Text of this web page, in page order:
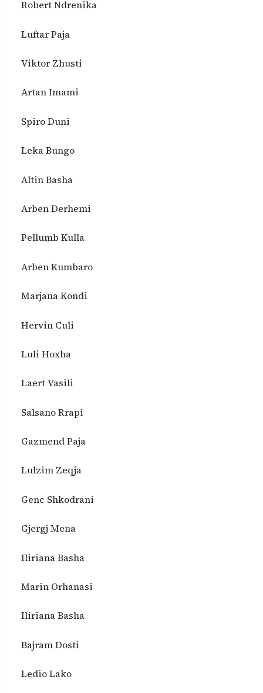
Robert Ndrenika
Luftar Paja
Viktor Zhusti
Artan Imami
Spiro Duni
Leka Bungo
Altin Basha
Arben Derhemi
Pellumb Kulla
Arben Kumbaro
Marjana Kondi
Hervin Culi
Luli Hoxha
Laert Vasili
Salsano Rrapi
Gazmend Paja
Lulzim Zeqja
Genc Shkodrani
Gjergj Mena
Iliriana Basha
Marin Orhanasi
Iliriana Basha
Bajram Dosti
Ledio Lako